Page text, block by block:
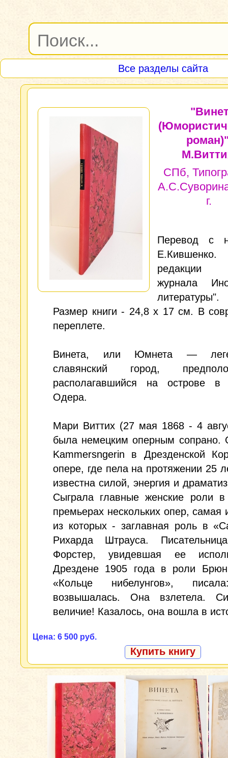
Все разделы сайта
СПб,
г.
Перевод с
Е.Кившенко.
редакции
журнала
Размер книги - 24,8 х 17 см. В
переплете.
Винета, или Юмнета —
славянский город,
располагавшийся на острове в
Одера.
Мари Виттих (27 мая 1868 - 4
была немецким оперным сопрано.
Kammersngerin в Дрезденской
опере, где пела на протяжении 25
известна силой, энергия и
Сыграла главные женские роли
премьерах нескольких опер, самая
из которых - заглавная роль в
Рихарда Штрауса.
Форстер, увидевшая ее
Дрездене 1905 года в роли
«Кольце нибелунгов»,
возвышалась. Она взлетела.
величие! Казалось, она вошла в
Цена: 6 500 руб.
Купить книгу